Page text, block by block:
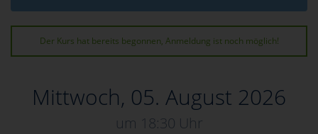
Der Kurs hat bereits begonnen, Anmeldung ist noch möglich!
Mittwoch, 05. August 2026
um 18:30 Uhr